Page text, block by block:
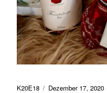
Autor
K20E18
Veröffentlicht
Dezember 17, 2020